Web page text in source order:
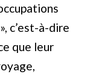
c’est-à-dire
que leur